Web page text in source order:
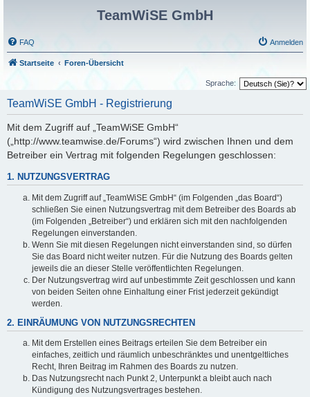
TeamWiSE GmbH
FAQ Anmelden
Startseite Foren-Übersicht
Sprache:
TeamWiSE GmbH - Registrierung
Mit dem Zugriff auf „TeamWiSE GmbH“
(„http://www.teamwise.de/Forums“) wird zwischen Ihnen und dem
Betreiber ein Vertrag mit folgenden Regelungen geschlossen:
1. NUTZUNGSVERTRAG
Mit dem Zugriff auf „TeamWiSE GmbH“ (im Folgenden „das Board“)
schließen Sie einen Nutzungsvertrag mit dem Betreiber des Boards ab
(im Folgenden „Betreiber“) und erklären sich mit den nachfolgenden
Regelungen einverstanden.
Wenn Sie mit diesen Regelungen nicht einverstanden sind, so dürfen
Sie das Board nicht weiter nutzen. Für die Nutzung des Boards gelten
jeweils die an dieser Stelle veröffentlichten Regelungen.
Der Nutzungsvertrag wird auf unbestimmte Zeit geschlossen und kann
von beiden Seiten ohne Einhaltung einer Frist jederzeit gekündigt
werden.
2. EINRÄUMUNG VON NUTZUNGSRECHTEN
Mit dem Erstellen eines Beitrags erteilen Sie dem Betreiber ein
einfaches, zeitlich und räumlich unbeschränktes und unentgeltliches
Recht, Ihren Beitrag im Rahmen des Boards zu nutzen.
Das Nutzungsrecht nach Punkt 2, Unterpunkt a bleibt auch nach
Kündigung des Nutzungsvertrages bestehen.